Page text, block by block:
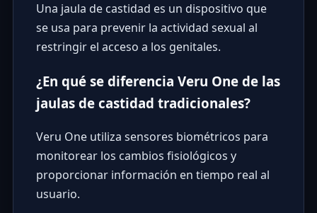
Una jaula de castidad es un dispositivo que
se usa para prevenir la actividad sexual al
restringir el acceso a los genitales.
¿En qué se diferencia Veru One de las
jaulas de castidad tradicionales?
Veru One utiliza sensores biométricos para
monitorear los cambios fisiológicos y
proporcionar información en tiempo real al
usuario.